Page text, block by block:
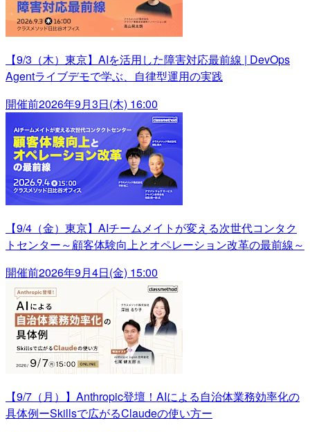
【9/3（木）東京】AIを活用した障害対応最前線 | DevOps
Agentライブデモで学ぶ、自律型運用の実践
開催前2026年9月3日(木) 16:00
【9/4（金）東京】AIチームメイトが変える次世代コンタク
トセンター～顧客体験向上とオペレーション改革の最前線～
開催前2026年9月4日(金) 15:00
【9/7（月）】Anthropic登壇！AIによる自治体業務効率化の
具体例ーSkillsで広がるClaudeの使い方ー